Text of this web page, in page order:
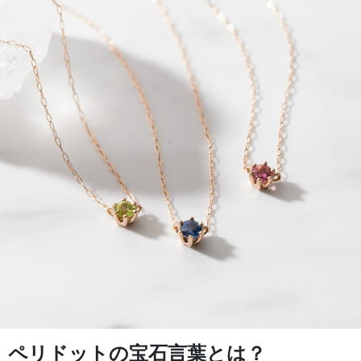
ペリドットの宝石言葉とは？